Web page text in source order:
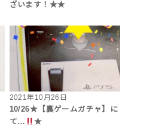
ざいます！★★
2021年10月26日
10/26★【裏ゲームガチャ】に
て…
★